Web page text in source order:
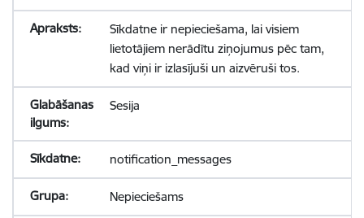
Sīkdatne ir nepieciešama, lai visiem
lietotājiem nerādītu ziņojumus pēc tam,
kad viņi ir izlasījuši un aizvēruši tos.
Sesija
notification_messages
Nepieciešams